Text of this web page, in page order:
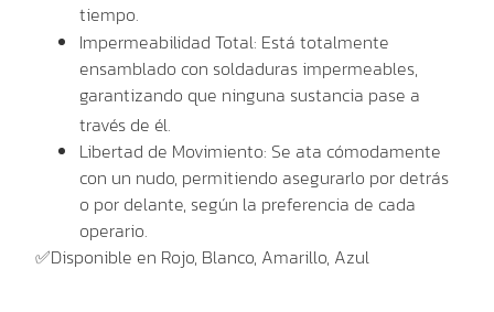
tiempo.
Impermeabilidad Total: Está totalmente
ensamblado con soldaduras impermeables,
garantizando que ninguna sustancia pase a
través de él.
Libertad de Movimiento: Se ata cómodamente
con un nudo, permitiendo asegurarlo por detrás
o por delante, según la preferencia de cada
operario.
✅Disponible en Rojo, Blanco, Amarillo, Azul